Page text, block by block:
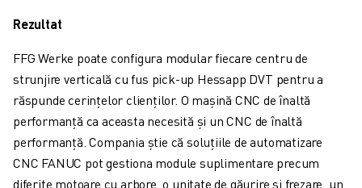
Rezultat
FFG Werke poate configura modular fiecare centru de
strunjire verticală cu fus pick-up Hessapp DVT pentru a
răspunde cerințelor clienților. O mașină CNC de înaltă
performanță ca aceasta necesită și un CNC de înaltă
performanță. Compania știe că soluțiile de automatizare
CNC FANUC pot gestiona module suplimentare precum
diferite motoare cu arbore, o unitate de găurire și frezare, un